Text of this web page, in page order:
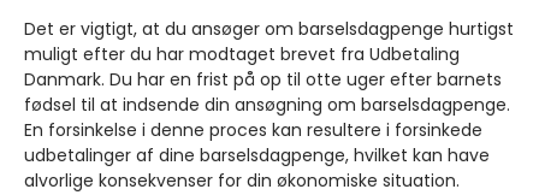
Det er vigtigt, at du ansøger om barselsdagpenge hurtigst
muligt efter du har modtaget brevet fra Udbetaling
Danmark. Du har en frist på op til otte uger efter barnets
fødsel til at indsende din ansøgning om barselsdagpenge.
En forsinkelse i denne proces kan resultere i forsinkede
udbetalinger af dine barselsdagpenge, hvilket kan have
alvorlige konsekvenser for din økonomiske situation.